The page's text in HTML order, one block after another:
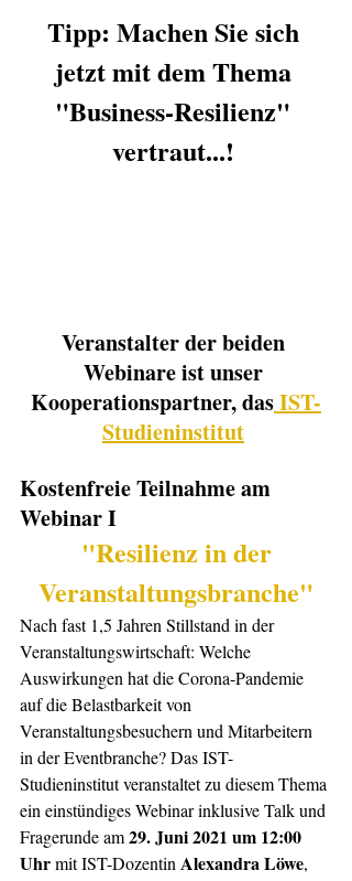
Tipp: Machen Sie sich
jetzt mit dem Thema
"Business-Resilienz"
vertraut...!
Veranstalter der beiden
Webinare ist unser
Kooperationspartner, das IST-
Studieninstitut
Kostenfreie Teilnahme am
Webinar I
Veranstaltungsbranche"
Nach fast 1,5 Jahren Stillstand in der
Veranstaltungswirtschaft: Welche
Auswirkungen hat die Corona-Pandemie
auf die Belastbarkeit von
Veranstaltungsbesuchern und Mitarbeitern
in der Eventbranche? Das IST-
Studieninstitut veranstaltet zu diesem Thema
ein einstündiges Webinar inklusive Talk und
Fragerunde am 29. Juni 2021 um 12:00
Uhr mit IST-Dozentin Alexandra Löwe,